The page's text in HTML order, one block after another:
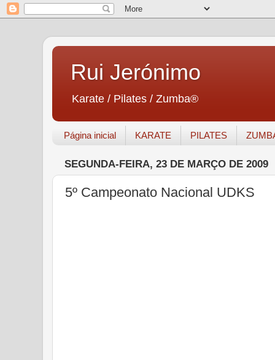
Rui Jerónimo
Karate / Pilates / Zumba®
Página inicial KARATE PILATES
SEGUNDA-FEIRA, 23 DE MARÇO DE 2009
5º Campeonato Nacional UDKS